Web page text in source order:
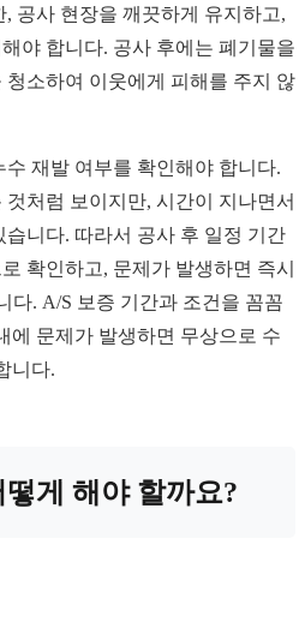
공사 현장을 깨끗하게 유지하고,
야 합니다. 공사 후에는 폐기물을
소하여 이웃에게 피해를 주지 않
재발 여부를 확인해야 합니다.
처럼 보이지만, 시간이 지나면서
니다. 따라서 공사 후 일정 기간
확인하고, 문제가 발생하면 즉시
다. A/S 보증 기간과 조건을 꼼꼼
에 문제가 발생하면 무상으로 수
니다.
게 해야 할까요?